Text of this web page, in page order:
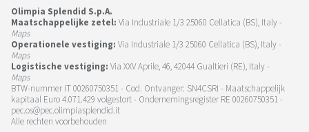
Olimpia Splendid S.p.A.
Maatschappelijke zetel: Via Industriale 1/3 25060 Cellatica (BS), Italy -
Maps
Operationele vestiging: Via Industriale 1/3 25060 Cellatica (BS), Italy -
Maps
Logistische vestiging: Via XXV Aprile, 46, 42044 Gualtieri (RE), Italy -
Maps
BTW-nummer IT 00260750351 - Cod. Ontvanger: SN4CSRI - Maatschappelijk
kapitaal Euro 4.071.429 volgestort - Ondernemingsregister RE 00260750351 -
pec.os@pec.olimpiasplendid.it
Alle rechten voorbehouden